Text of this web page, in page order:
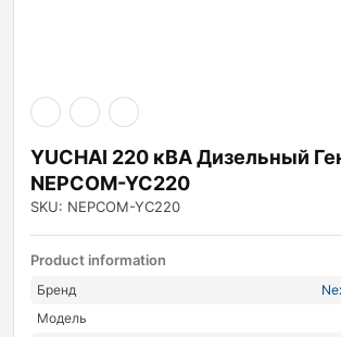
YUCHAI 220 кВА Дизельный
NEPCOM-YC220
SKU: NEPCOM-YC220
Product information
Бренд
Модель